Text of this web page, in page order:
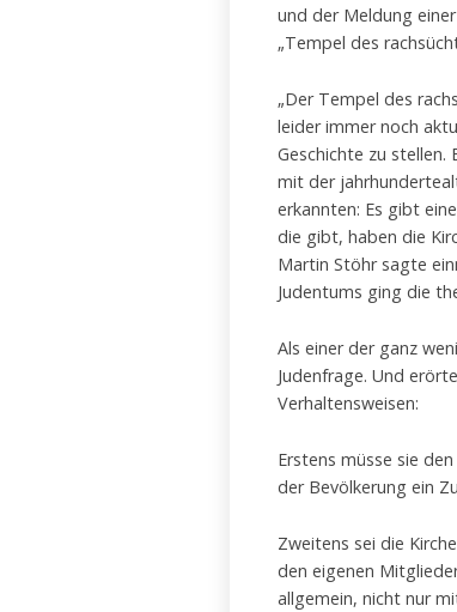
und der Meldung
„Tempel des
„Der Tempel des
leider immer noch
Geschichte zu stellen.
mit der
erkannten: Es gibt
die gibt, haben die
Martin Stöhr sagte
Judentums ging die
Als einer der ganz
Judenfrage. Und
Verhaltensweisen:
Erstens müsse sie
der Bevölkerung ein
Zweitens sei die
den eigenen
allgemein, nicht nur